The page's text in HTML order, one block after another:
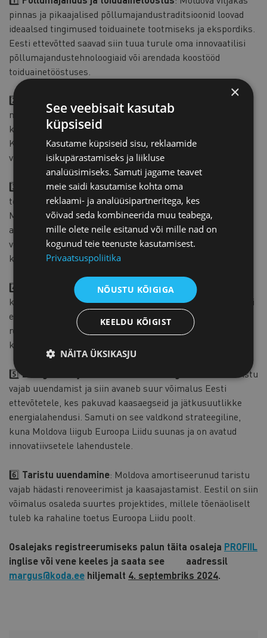
pinnas ja pikaajalised põllumajandustraditsioonid loovad
ideaalsed tingimused toiduainete tootmiseks ja ekspordiks.
Eesti ettevõtted saavad siin tuua turule oma innovaatilisi
põllumajandustehnoloogiaid või arendada koostööd
toiduainetööstuses.
2️⃣ IT ja tehnoloogia : Moldova IT-sektor on kiiresti arenev
ning täis noori ja andekaid spetsialiste. See on ideaalne
koht tarkvaraarenduseks või IT-teenuste pakkumiseks.
Koostöö Moldovaga võib avada uksi uutele turgudele ja
võimalustele IT-valdkonnas.
3️⃣ Töötlev tööstus ja tootmine: Soodsad
tootmistingimused ja madalamad tööjõukulud muudavad
Moldova atraktiivseks kohaks tootmistegevuse ja
allhanketööde teostamiseks. Eesti ettevõtetel on siin
võimalus optimeerida oma tootmiskulusid ja suurendada
konkurentsivõimet.
4️⃣ Kaitsevaldkond ja sõjaline taristu: Moldova
kaitsevaldkond on oluline ja kiirelt arenev sektor, kus Eesti
ettevõtted juba tegutsevad. Tulevikus oodatakse veelgi
rohkem koostöövõimalusi, kuna Moldova jätkab oma
kaitsevõimekuse tugevdamist.
5️⃣Energeetika ja keskkonnatehnoloogia
: Moldova taristu
vajab uuendamist ja siin avaneb suur võimalus Eesti
ettevõtetele, kes pakuvad kaasaegseid ja jätkusuutlikke
energialahendusi. Samuti on see valdkond strateegiline,
kuna Moldova liigub Euroopa Liidu suunas ja on avatud
innovatiivsetele lahendustele.
6️⃣ Taristu uuendamine: Moldova amortiseerunud taristu
vajab hädasti renoveerimist ja kaasajastamist. Eestil on siin
võimalus osaleda suurtes projektides, millele tõenäoliselt
tuleb ka rahaline toetus Euroopa Liidu poolt.
Osalejaks registreerumiseks palun täita osaleja PROFIIL
inglise või vene keeles ja saata see aadressil
margus@koda.ee hiljemalt 4. septembriks 2024.
×
See veebisait kasutab
küpsiseid
Kasutame küpsiseid sisu, reklaamide
isikupärastamiseks ja liikluse
analüüsimiseks. Samuti jagame teavet
meie saidi kasutamise kohta oma
reklaami- ja analüüsipartneritega, kes
võivad seda kombineerida muu teabega,
mille olete neile esitanud või mille nad on
kogunud teie teenuste kasutamisest.
Privaatsuspoliitika
NÕUSTU KÕIGIGA
KEELDU KÕIGIST
NÄITA ÜKSIKASJU